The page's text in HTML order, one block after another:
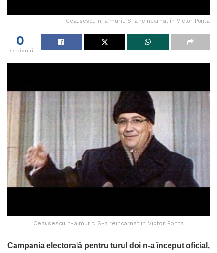
Ceausescu n-a murit. S-a reincarnat in Victor Ponta
0
Distribuiri
Ceausescu n-a murit. S-a reincarnat in Victor Ponta
Campania electorală pentru turul doi n-a început oficial,